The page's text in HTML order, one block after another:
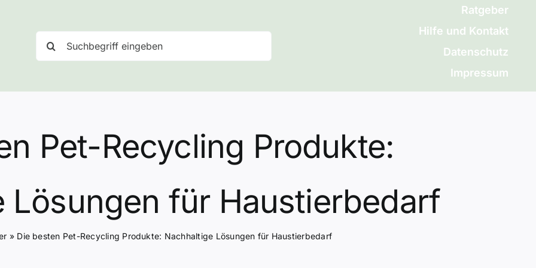
nach:
Ratgeber
Hilfe und Kontakt
Datenschutz
Impressum
Pet-Recycling Produkte:
Lösungen für Haustierbedarf
» Die besten Pet-Recycling Produkte: Nachhaltige Lösungen für Haustierbedarf